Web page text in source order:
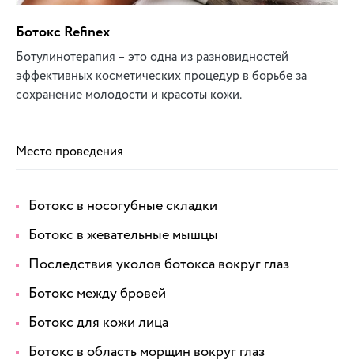
Ботокс Refinex
Ботулинотерапия – это одна из разновидностей
эффективных косметических процедур в борьбе за
сохранение молодости и красоты кожи.
Место проведения
Ботокс в носогубные складки
Ботокс в жевательные мышцы
Последствия уколов ботокса вокруг глаз
Ботокс между бровей
Ботокс для кожи лица
Ботокс в область морщин вокруг глаз